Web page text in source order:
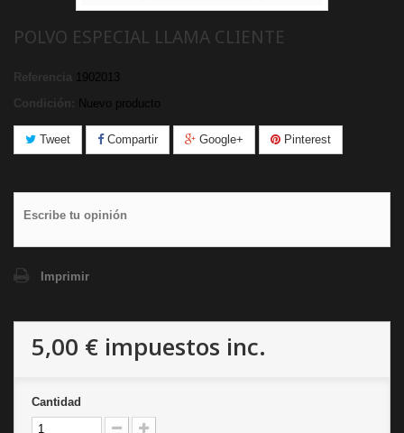
POLVO ESPECIAL LLAMA CLIENTE
Referencia 1902013
Condición: Nuevo producto
Tweet Compartir Google+ Pinterest
Escribe tu opinión
Imprimir
5,00 € impuestos inc.
Cantidad